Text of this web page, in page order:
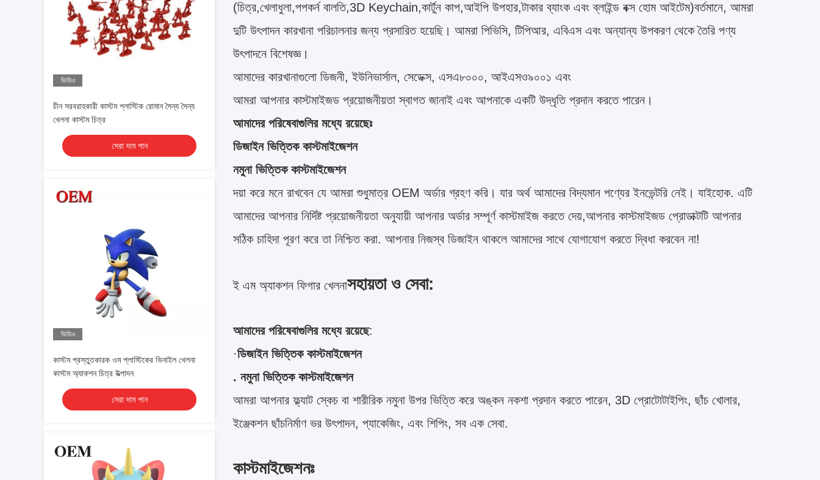
ভিডিও
চীন সরবরাহকারী কাস্টম প্লাস্টিক রোমান সৈন্য সৈন্য
খেলনা কাস্টম চিত্র
সেরা দাম পান
ভিডিও
কাস্টম প্রস্তুতকারক ওম প্লাস্টিকের ভিনাইল খেলনা
কাস্টম অ্যাকশন চিত্র উত্পাদন
সেরা দাম পান
(চিত্র,খেলাধুলা,পপকর্ন বালতি,3D Keychain,কার্টুন কাপ,আইপি উপহার,টাকার ব্যাংক এবং ব্লাইন্ড বক্স হোম আইটেম)বর্তমানে, আমরা
দুটি উৎপাদন কারখানা পরিচালনার জন্য প্রসারিত হয়েছি। আমরা পিভিসি, টিপিআর, এবিএস এবং অন্যান্য উপকরণ থেকে তৈরি পণ্য
উৎপাদনে বিশেষজ্ঞ।
আমাদের কারখানাগুলো ডিজনী, ইউনিভার্সাল, সেডেক্স, এসএ৮০০০, আইএসও৯০০১ এবং
আমরা আপনার কাস্টমাইজড প্রয়োজনীয়তা স্বাগত জানাই এবং আপনাকে একটি উদ্ধৃতি প্রদান করতে পারেন।
আমাদের পরিষেবাগুলির মধ্যে রয়েছেঃ
ডিজাইন ভিত্তিক কাস্টমাইজেশন
নমুনা ভিত্তিক কাস্টমাইজেশন
দয়া করে মনে রাখবেন যে আমরা শুধুমাত্র OEM অর্ডার গ্রহণ করি। যার অর্থ আমাদের বিদ্যমান পণ্যের ইনভেন্টরি নেই। যাইহোক. এটি
আমাদের আপনার নির্দিষ্ট প্রয়োজনীয়তা অনুযায়ী আপনার অর্ডার সম্পূর্ণ কাস্টমাইজ করতে দেয়,আপনার কাস্টমাইজড প্রোডাক্টটি আপনার
সঠিক চাহিদা পূরণ করে তা নিশ্চিত করা. আপনার নিজস্ব ডিজাইন থাকলে আমাদের সাথে যোগাযোগ করতে দ্বিধা করবেন না!
ই এম অ্যাকশন ফিগার খেলনাসহায়তা ও সেবা:
আমাদের পরিষেবাগুলির মধ্যে রয়েছে:
·ডিজাইন ভিত্তিক কাস্টমাইজেশন
. নমুনা ভিত্তিক কাস্টমাইজেশন
আমরা আপনার ফ্ল্যাট স্কেচ বা শারীরিক নমুনা উপর ভিত্তি করে অঙ্কন নকশা প্রদান করতে পারেন, 3D প্রোটোটাইপিং, ছাঁচ খোলার,
ইঞ্জেকশন ছাঁচনির্মাণ ভর উৎপাদন, প্যাকেজিং, এবং শিপিং, সব এক সেবা.
কাস্টমাইজেশনঃ